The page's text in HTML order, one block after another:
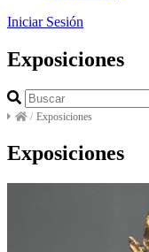
Iniciar Sesión
Exposiciones
/ Exposiciones
Exposiciones